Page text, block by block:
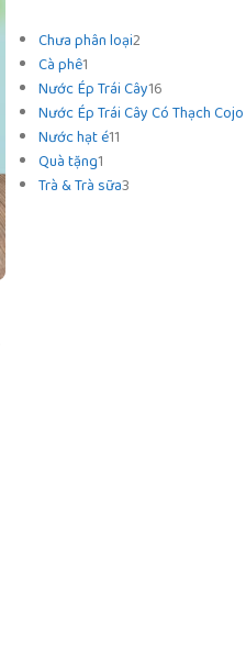
Chưa phân loại2
Cà phê1
Nước Ép Trái Cây16
Nước Ép Trái Cây Có Thạch
Nước hạt é11
Quà tặng1
Trà & Trà sữa3